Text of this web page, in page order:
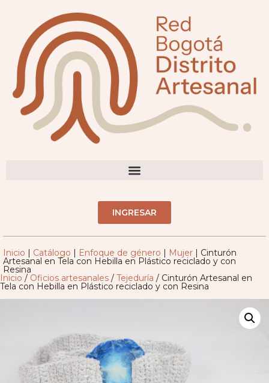
INGRESAR
Inicio | Catálogo | Enfoque de género | Mujer | Cinturón
Artesanal en Tela con Hebilla en Plástico reciclado y con
Resina
Inicio / Oficios artesanales / Tejeduría / Cinturón Artesanal en
Tela con Hebilla en Plástico reciclado y con Resina